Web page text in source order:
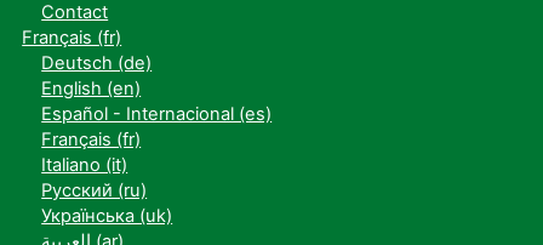
Contact
Français ‎(fr)‎
Deutsch ‎(de)‎
English ‎(en)‎
Español - Internacional ‎(es)‎
Français ‎(fr)‎
Italiano ‎(it)‎
Русский ‎(ru)‎
Українська ‎(uk)‎